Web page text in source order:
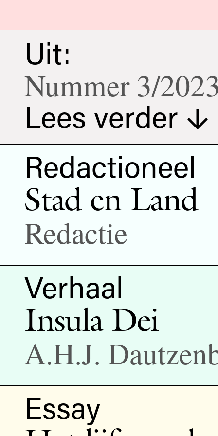
Uit:
Nummer 3/
Lees verder
Redactioneel
Stad en Land
Redactie
Verhaal
Insula Dei
A.H.J.
Essay